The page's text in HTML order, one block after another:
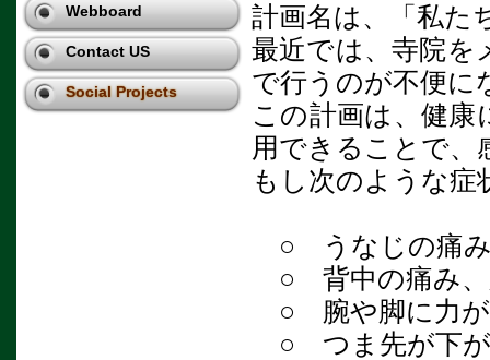
Webboard
Contact US
Social Projects
計画名は、「私た
最近では、寺院を
で行うのが不便に
この計画は、健
用できることで、
もし次のような症
○ うなじの痛み
○ 背中の痛み、
○ 腕や脚に力が
○ つま先が下が